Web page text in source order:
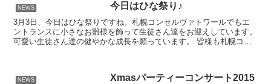
NEWS 今日はひな祭り♪
3月3日、今日はひな祭りですね。札幌コンセルヴァトワールでもエ
ントランスに小さなお雛様を飾って生徒さん達をお迎えしています。
可愛い生徒さん達の健やかな成長を願っています。 皆様も札幌コン
NEWS
Xmasパーティーコンサート2015